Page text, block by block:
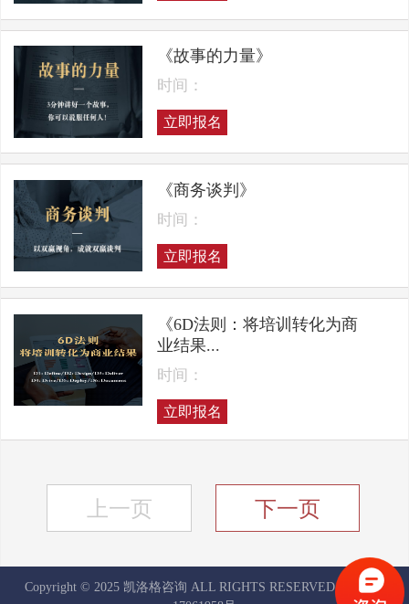
《故事的力量》
时间：
立即报名
《商务谈判》
时间：
立即报名
《6D法则：将培训转化为商
业结果...
时间：
立即报名
上一页 下一页
Copyright © 2025 凯洛格咨询 ALL RIGHTS RESERVED
京ICP备